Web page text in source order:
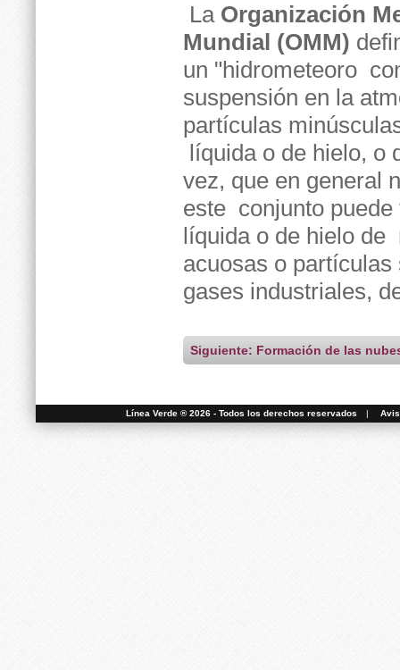
La Organización
Mundial (OMM)
un "hidrometeoro
suspensión en la
partículas
líquida o de hielo, o
vez, que en general
este conjunto
líquida o de hielo de
acuosas o
gases industriales,
Siguiente: Formación de las
Línea Verde ® 2026 - Todos los derechos reservados |